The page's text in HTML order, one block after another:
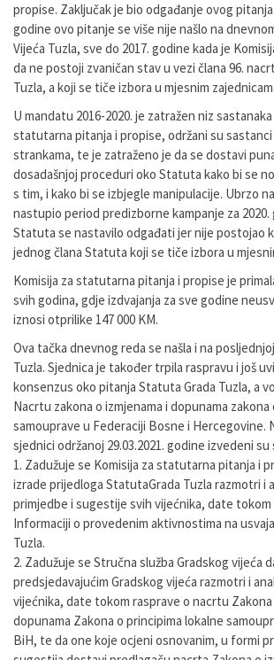
propise. Zaključak je bio odgađanje ovog
godine ovo pitanje se više nije našlo na
Vijeća Tuzla, sve do 2017. godine kada je
da ne postoji zvaničan stav u vezi člana 96.
Tuzla, a koji se tiče izbora u mjesnim
U mandatu 2016-2020. je zatražen niz
statutarna pitanja i propise, održani su
strankama, te je zatraženo je da se dostavi
dosadašnjoj proceduri oko Statuta kako bi se
s tim, i kako bi se izbjegle manipulacije. Ubrzo
nastupio period predizborne kampanje za
Statuta se nastavilo odgađati jer nije postojao
jednog člana Statuta koji se tiče izbora u
Komisija za statutarna pitanja i propise je
svih godina, gdje izdvajanja za sve godine
iznosi otprilike 147 000 KM.
Ova tačka dnevnog reda se našla i na
Tuzla. Sjednica je također trpila raspravu i još
konsenzus oko pitanja Statuta Grada Tuzla, a
Nacrtu zakona o izmjenama i dopunama
samouprave u Federaciji Bosne i Hercegovine.
sjednici održanoj 29.03.2021. godine izvedeni
1. Zadužuje se Komisija za statutarna pitanja i
izrade prijedloga StatutaGrada Tuzla razmotri i
primjedbe i sugestije svih vijećnika, date tokom
Informaciji o provedenim aktivnostima na
Tuzla.
2. Zadužuje se Stručna služba Gradskog vijeća
predsjedavajućim Gradskog vijeća razmotri i
vijećnika, date tokom rasprave o nacrtu Zakona
dopunama Zakona o principima lokalne
BiH, te da one koje ocjeni osnovanim, u formi